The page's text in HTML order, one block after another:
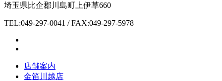
埼玉県比企郡川島町上伊草660
TEL:049-297-0041 / FAX:049-297-5978
店舗案内
金笛川越店